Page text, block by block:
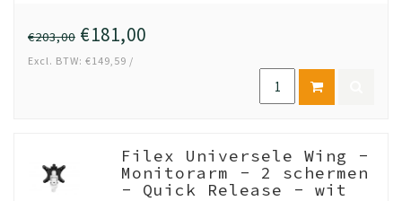
€203,00 €181,00
Excl. BTW: €149,59 /
Filex Universele Wing -
Monitorarm - 2 schermen
- Quick Release - wit